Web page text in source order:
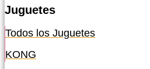
Juguetes
Todos los Juguetes
KONG